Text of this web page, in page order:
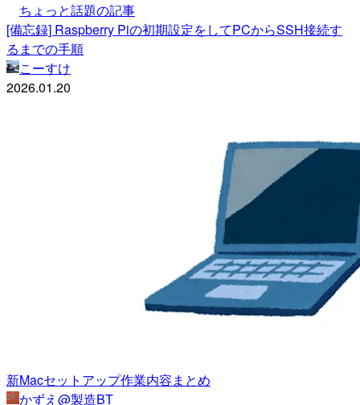
ちょっと話題の記事
[備忘録] Raspberry Piの初期設定をしてPCからSSH接続す
るまでの手順
こーすけ
2026.01.20
新Macセットアップ作業内容まとめ
かずえ@製造BT